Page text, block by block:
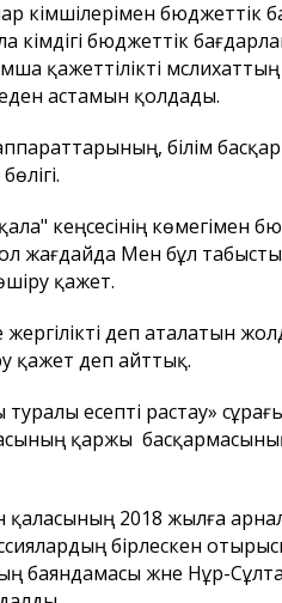
бюджеттік
әкімдігі бюджеттік
қажеттілікті
астамын қолдады.
білім
кеңсесінің көмегімен
жағдайда Мен бұл табысты
қажет.
жергілікті деп аталатын
қажет деп айттық.
есепті растау»
қаржы
2018 жылға
бірлескен
баяндамасы және Нұр-